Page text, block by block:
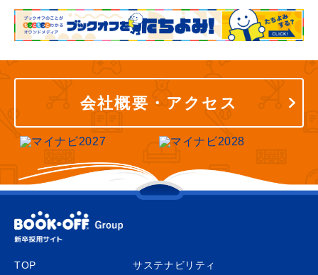
会社概要・アクセス
TOP サステナビリティ